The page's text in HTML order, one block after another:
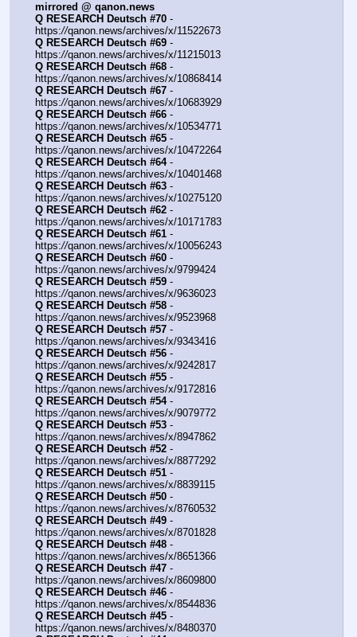
mirrored @ qanon.news
Q RESEARCH Deutsch #70 -
https://qanon.news/archives/x/11522673
Q RESEARCH Deutsch #69 -
https://qanon.news/archives/x/11215013
Q RESEARCH Deutsch #68 -
https://qanon.news/archives/x/10868414
Q RESEARCH Deutsch #67 -
https://qanon.news/archives/x/10683929
Q RESEARCH Deutsch #66 -
https://qanon.news/archives/x/10534771
Q RESEARCH Deutsch #65 -
https://qanon.news/archives/x/10472264
Q RESEARCH Deutsch #64 -
https://qanon.news/archives/x/10401468
Q RESEARCH Deutsch #63 -
https://qanon.news/archives/x/10275120
Q RESEARCH Deutsch #62 -
https://qanon.news/archives/x/10171783
Q RESEARCH Deutsch #61 -
https://qanon.news/archives/x/10056243
Q RESEARCH Deutsch #60 -
https://qanon.news/archives/x/9799424
Q RESEARCH Deutsch #59 -
https://qanon.news/archives/x/9636023
Q RESEARCH Deutsch #58 -
https://qanon.news/archives/x/9523968
Q RESEARCH Deutsch #57 -
https://qanon.news/archives/x/9343416
Q RESEARCH Deutsch #56 -
https://qanon.news/archives/x/9242817
Q RESEARCH Deutsch #55 -
https://qanon.news/archives/x/9172816
Q RESEARCH Deutsch #54 -
https://qanon.news/archives/x/9079772
Q RESEARCH Deutsch #53 -
https://qanon.news/archives/x/8947862
Q RESEARCH Deutsch #52 -
https://qanon.news/archives/x/8877292
Q RESEARCH Deutsch #51 -
https://qanon.news/archives/x/8839115
Q RESEARCH Deutsch #50 -
https://qanon.news/archives/x/8760532
Q RESEARCH Deutsch #49 -
https://qanon.news/archives/x/8701828
Q RESEARCH Deutsch #48 -
https://qanon.news/archives/x/8651366
Q RESEARCH Deutsch #47 -
https://qanon.news/archives/x/8609800
Q RESEARCH Deutsch #46 -
https://qanon.news/archives/x/8544836
Q RESEARCH Deutsch #45 -
https://qanon.news/archives/x/8480370